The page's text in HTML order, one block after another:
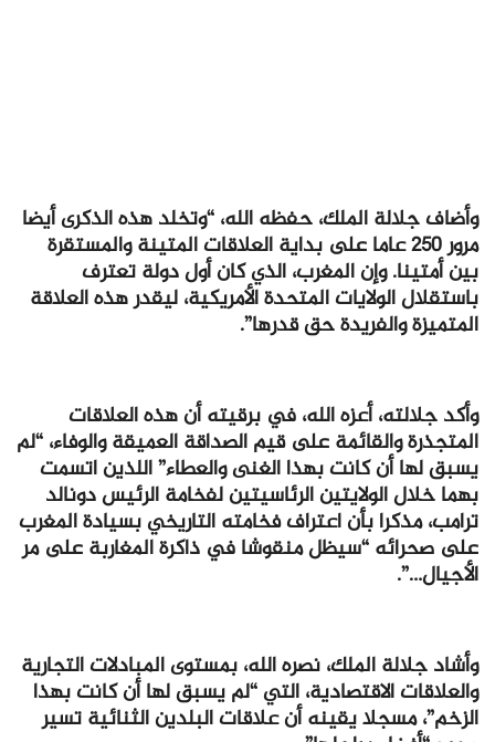
وأضاف جلالة الملك، حفظه الله، “وتخلد هذه الذكرى أيضا
مرور 250 عاما على بداية العلاقات المتينة والمستقرة
بين أمتينا. وإن المغرب، الذي كان أول دولة تعترف
باستقلال الولايات المتحدة الأمريكية، ليقدر هذه العلاقة
المتميزة والفريدة حق قدرها”.
وأكد جلالته، أعزه الله، في برقيته أن هذه العلاقات
المتجذرة والقائمة على قيم الصداقة العميقة والوفاء، “لم
يسبق لها أن كانت بهذا الغنى والعطاء” اللذين اتسمت
بهما خلال الولايتين الرئاسيتين لفخامة الرئيس دونالد
ترامب، مذكرا بأن اعتراف فخامته التاريخي بسيادة المغرب
على صحرائه “سيظل منقوشا في ذاكرة المغاربة على مر
الأجيال…”.
وأشاد جلالة الملك، نصره الله، بمستوى المبادلات التجارية
والعلاقات الاقتصادية، التي “لم يسبق لها أن كانت بهذا
الزخم”، مسجلا يقينه أن علاقات البلدين الثنائية تسير